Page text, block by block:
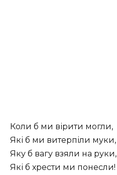
Коли б ми вірити могли,
Які б ми витерпіли муки,
Яку б вагу взяли на руки,
Які б хрести ми понесли!